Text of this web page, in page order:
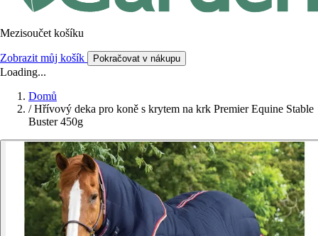
Mezisoučet košíku
Zobrazit můj košík Pokračovat v nákupu
Loading...
Domů
/ Hřívový deka pro koně s krytem na krk Premier Equine Stable
Buster 450g